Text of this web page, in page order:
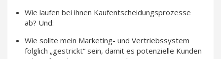
Wie laufen bei ihnen Kaufentscheidungsprozesse
ab? Und:
Wie sollte mein Marketing- und Vertriebssystem
folglich „gestrickt“ sein, damit es potenzielle Kunden